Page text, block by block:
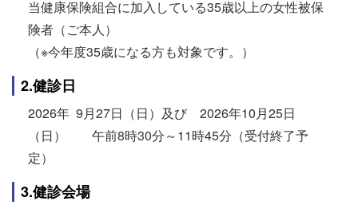
当健康保険組合に加入している35歳以上の女性被保
険者（ご本人）
（※今年度35歳になる方も対象です。）
2.健診日
2026年 9月27日（日）及び 2026年10月25日
（日） 午前8時30分～11時45分（受付終了予
定）
3.健診会場